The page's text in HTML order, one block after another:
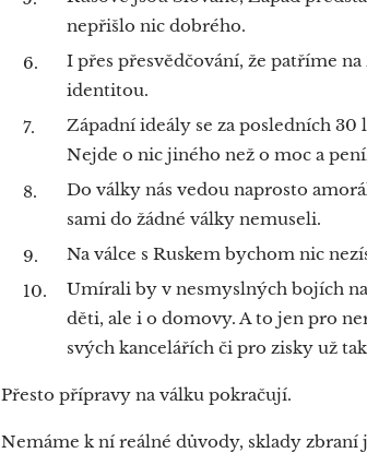
nepřišlo nic dobrého.
I přes přesvědčování, že patříme
identitou.
Západní ideály se za posledních
Nejde o nic jiného než o moc a
Do války nás vedou naprosto
sami do žádné války nemuseli.
Na válce s Ruskem bychom nic
Umírali by v nesmyslných bojích
děti, ale i o domovy. A to jen pro
svých kancelářích či pro zisky už
Přesto přípravy na válku pokračují.
Nemáme k ní reálné důvody, sklady